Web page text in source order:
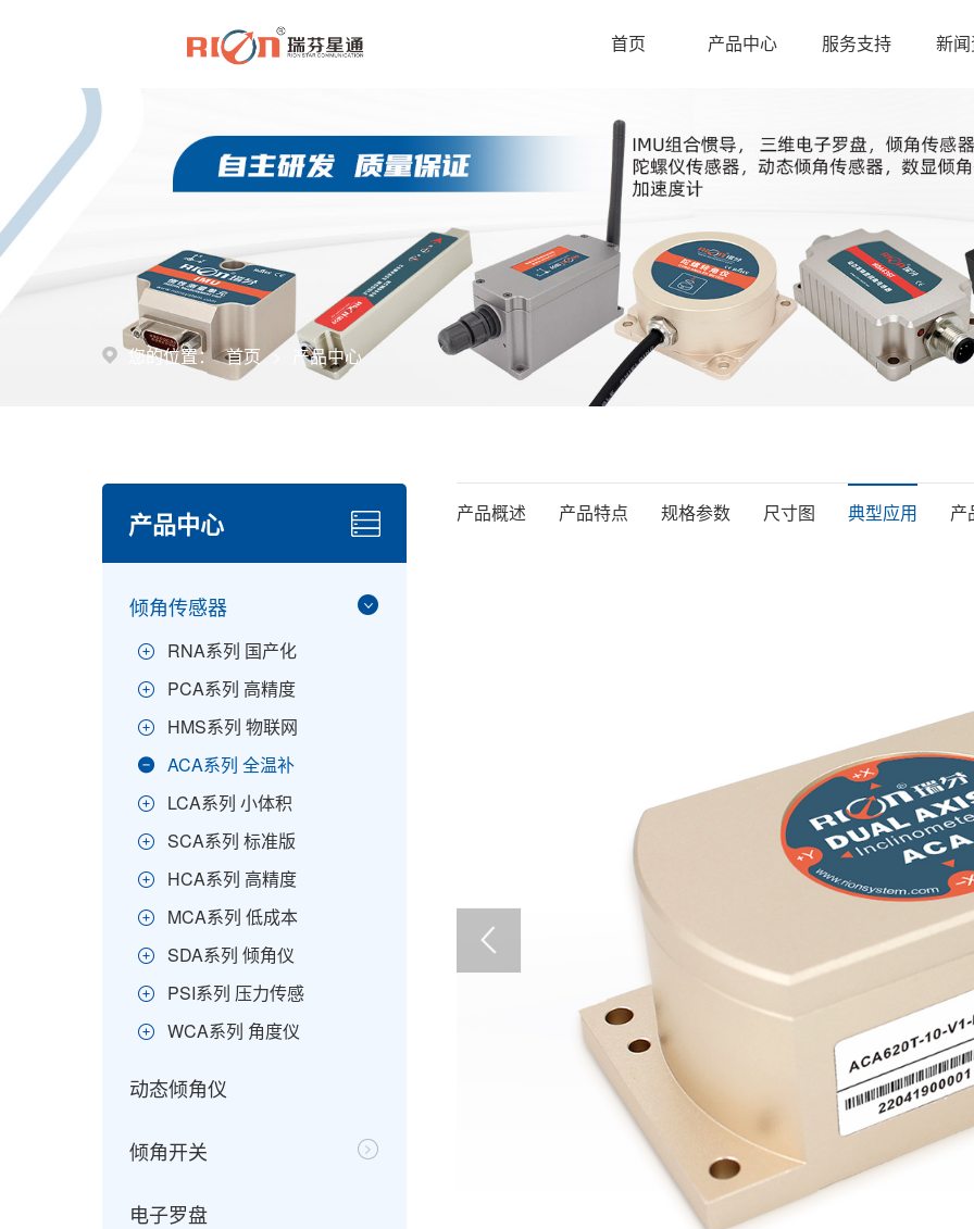
首页 产品中心 服务支持 新
您的位置： 首页 > 产品中心
产品中心
倾角传感器
RNA系列 国产化
PCA系列 高精度
HMS系列 物联网
ACA系列 全温补
LCA系列 小体积
SCA系列 标准版
HCA系列 高精度
MCA系列 低成本
SDA系列 倾角仪
PSI系列 压力传感
WCA系列 角度仪
动态倾角仪
倾角开关
电子罗盘
产品概述 产品特点 规格参数 尺寸图 典型应用 产